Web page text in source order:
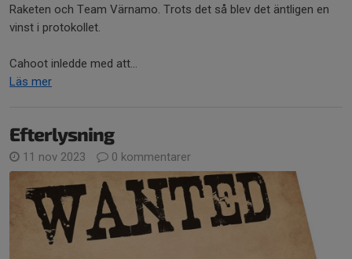
Raketen och Team Värnamo. Trots det så blev det äntligen en
vinst i protokollet.
Cahoot inledde med att...
Läs mer
Efterlysning
11 nov 2023 0 kommentarer